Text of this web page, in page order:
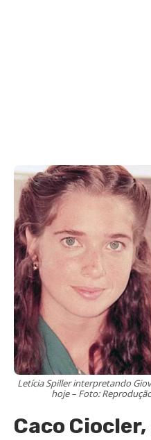
Letícia Spiller interpretando
hoje – Foto:
Caco